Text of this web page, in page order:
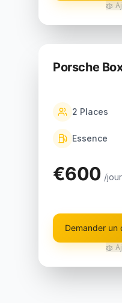
Porsche
2 Places
Essence
€600 /jour
Demander un